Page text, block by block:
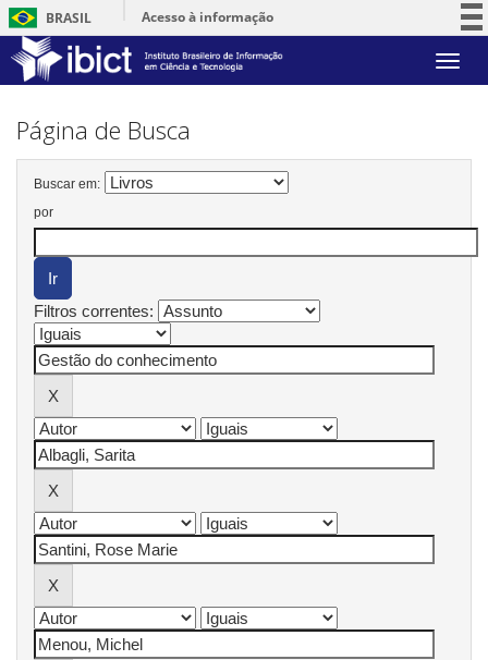
BRASIL
Acesso à informação
Serviços
Skip
Página de Busca
Buscar em:
por
Filtros correntes: